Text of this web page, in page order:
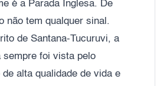
é a Parada Inglesa. De
não tem qualquer sinal.
de Santana-Tucuruvi, a
sempre foi vista pelo
alta qualidade de vida e